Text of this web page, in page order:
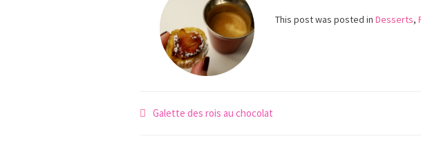
This post was posted inDesserts,
Navigation
Galette des rois au chocolat